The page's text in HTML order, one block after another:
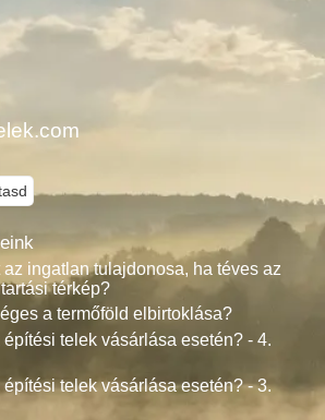
ingatlan tulajdonosa, ha téves az
térkép?
a termőföld elbirtoklása?
telek vásárlása esetén? - 4.
telek vásárlása esetén? - 3.